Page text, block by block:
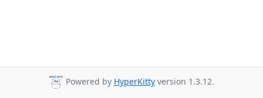
Powered by HyperKitty version 1.3.12.